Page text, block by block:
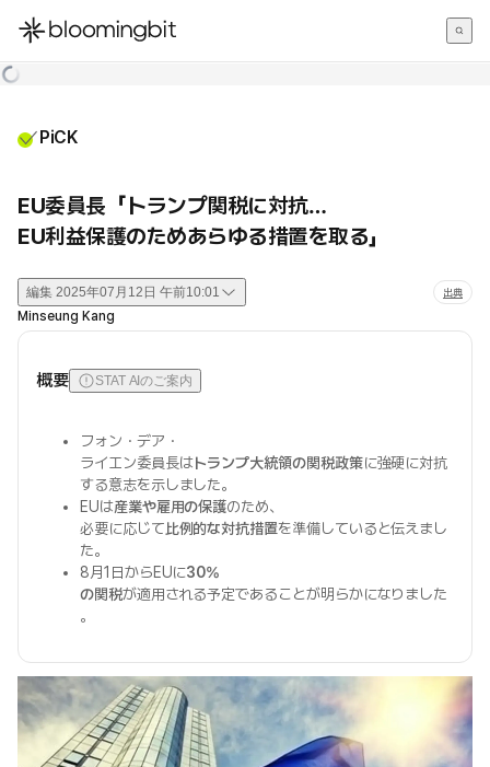
한국어
PiCK
EU委員長「トランプ関税に対抗…
EU利益保護のためあらゆる措置を取る」
編集 2025年07月12日 午前10:01 出典
Minseung Kang
概要 STAT AIのご案内
フォン・デア・
ライエン委員長はトランプ大統領の関税政策に強硬に対抗
する意志を示しました。
EUは産業や雇用の保護のため、
必要に応じて比例的な対抗措置を準備していると伝えまし
た。
8月1日からEUに30%
の関税が適用される予定であることが明らかになりました
。